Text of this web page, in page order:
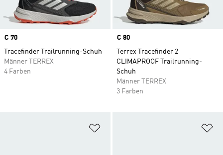
Price
€ 70
Tracefinder Trailrunning-Schuh
Männer TERREX
4 Farben
Price
€ 80
Terrex Tracefinder 2
CLIMAPROOF Trailrunning-
Schuh
Männer TERREX
3 Farben